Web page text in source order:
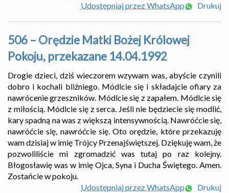
Udostępniaj przez WhatsApp
Drukuj
506 – Orędzie Matki Bożej Królowej
Pokoju, przekazane 14.04.1992
Drogie dzieci, dziś wieczorem wzywam was, abyście czynili
dobro i kochali bliźniego. Módlcie się i składajcie ofiary za
nawrócenie grzeszników. Módlcie się z zapałem. Módlcie się
z miłością. Módlcie się z serca. Jeśli nie będziecie się modlić,
kary spadną na was z większą intensywnością. Nawróćcie się,
nawróćcie się, nawróćcie się. Oto orędzie, które przekazuję
wam dzisiaj w imię Trójcy Przenajświętszej. Dziękuję wam, że
pozwoliliście mi zgromadzić was tutaj po raz kolejny.
Błogosławię was w imię Ojca, Syna i Ducha Świętego. Amen.
Zostańcie w pokoju.
Udostępniaj przez WhatsApp
Drukuj